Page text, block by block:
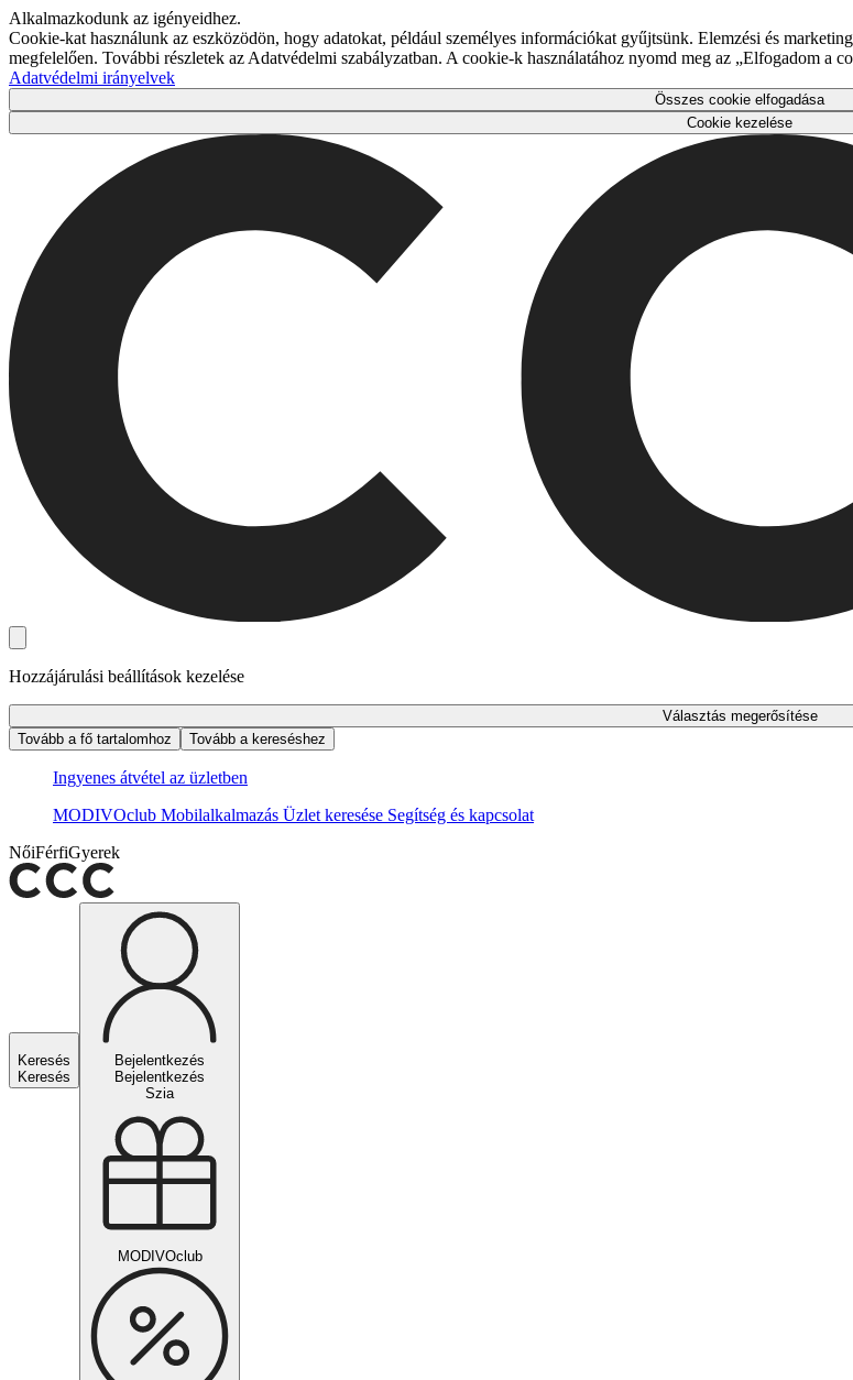
Alkalmazkodunk az igényeidhez.
Cookie-kat használunk az eszközödön, hogy adatokat, például személyes információkat gyűjtsünk. Elemzési és
megfelelően. További részletek az Adatvédelmi szabályzatban. A cookie-k használatához nyomd meg az „Elfogadom a
Adatvédelmi irányelvek
Összes cookie elfogadása
Cookie kezelése
Hozzájárulási beállítások kezelése
Választás megerősítése
Tovább a fő tartalomhoz
Tovább a kereséshez
Ingyenes átvétel az üzletben
MODIVOclub Mobilalkalmazás Üzlet keresése Segítség és kapcsolat
NőiFérfiGyerek
Keresés
Keresés
Bejelentkezés
Bejelentkezés
Szia
MODIVOclub